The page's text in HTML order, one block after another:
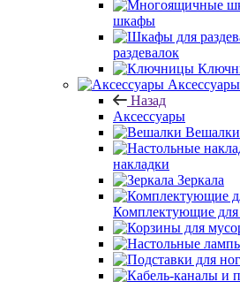
шкафы
раздевалок
Аксессуары
Назад
Аксессуары
Вешалки
накладки
Зеркала
Комплектующие для